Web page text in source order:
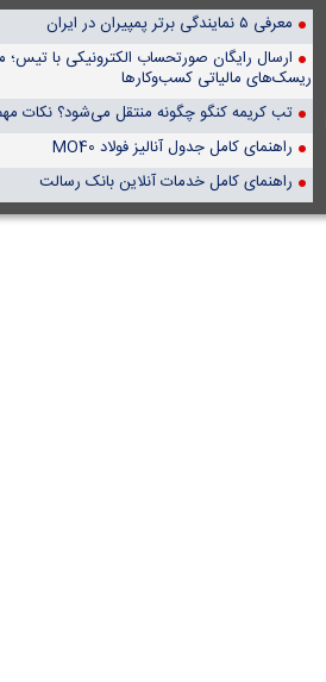
معرفی ۵ نمایندگی برتر پمپیران در ایران
ارسال رایگان صورتحساب الکترونیکی با
ریسک‌های مالیاتی کسب‌وکارها
تب کریمه کنگو چگونه منتقل می‌شود؟ نکات مهم
راهنمای کامل جدول آنالیز فولاد MO40
راهنمای کامل خدمات آنلاین بانک رسالت